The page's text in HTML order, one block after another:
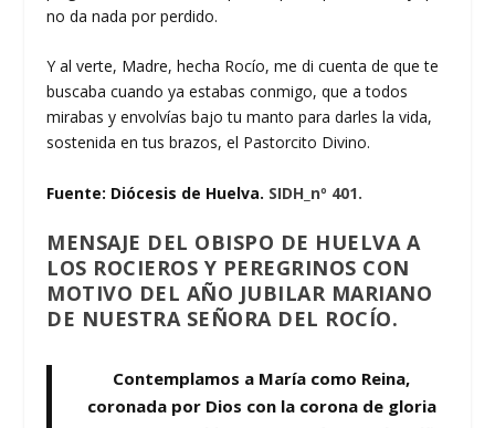
no da nada por perdido.
Y al verte, Madre, hecha Rocío, me di cuenta de que te
buscaba cuando ya estabas conmigo, que a todos
mirabas y envolvías bajo tu manto para darles la vida,
sostenida en tus brazos, el Pastorcito Divino.
Fuente: Diócesis de Huelva. SIDH_nº 401.
MENSAJE DEL OBISPO DE HUELVA A
LOS ROCIEROS Y PEREGRINOS CON
MOTIVO DEL AÑO JUBILAR MARIANO
DE NUESTRA SEÑORA DEL ROCÍO.
Contemplamos a María como Reina,
coronada por Dios con la corona de gloria